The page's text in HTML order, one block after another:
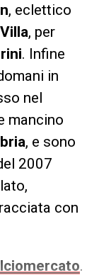
, eclettico
, per
. Infine
in
nel
mancino
, e sono
2007
con
.